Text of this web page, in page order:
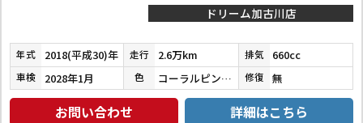
ドリーム加古川店
年式 2018(平成30)年 走行 2.6万km 排気 660cc
車検 2028年1月 色 コーラルピンクマイカ 修復 無
お問い合わせ 詳細はこちら